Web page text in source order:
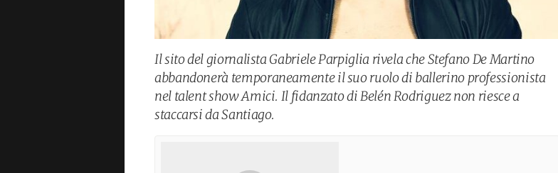
Il sito del giornalista Gabriele Parpiglia rivela che Stefano De Martino
abbandonerà temporaneamente il suo ruolo di ballerino professionista
nel talent show Amici. Il fidanzato di Belén Rodriguez non riesce a
staccarsi da Santiago.